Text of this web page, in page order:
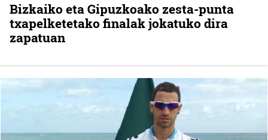
Bizkaiko eta Gipuzkoako zesta-punta
txapelketetako finalak jokatuko dira
zapatuan